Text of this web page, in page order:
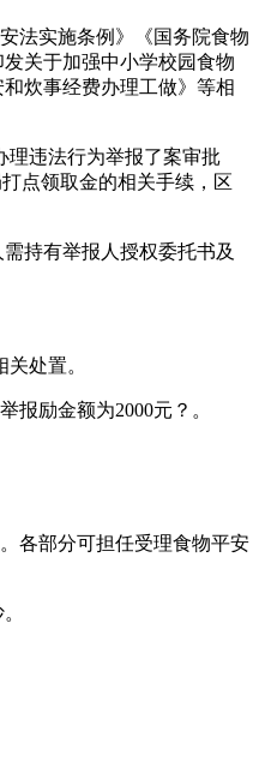
法实施条例》《国务院食物
关于加强中小学校园食物
炊事经费办理工做》等相
违法行为举报了案审批
点领取金的相关手续，区
持有举报人授权委托书及
处置。
励金额为2000元？。
各部分可担任受理食物平安